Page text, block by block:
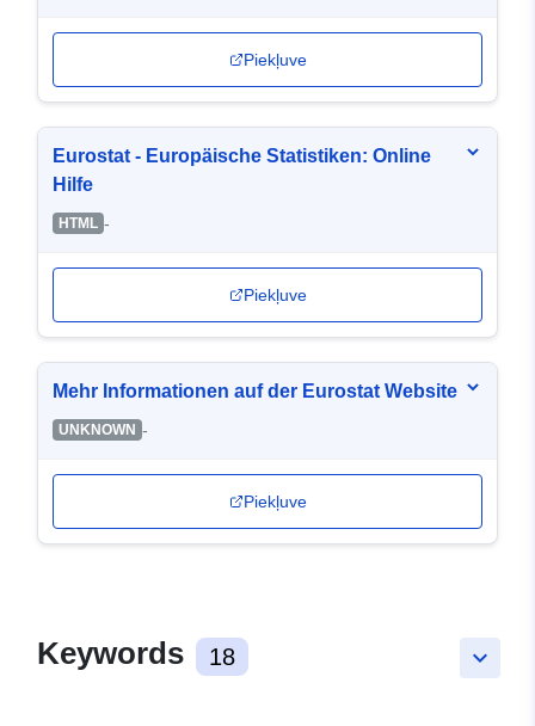
Piekļuve
Eurostat - Europäische Statistiken: Online
Hilfe
HTML -
Piekļuve
Mehr Informationen auf der Eurostat Website
UNKNOWN -
Piekļuve
keyboard_arrow_down
Keywords 18